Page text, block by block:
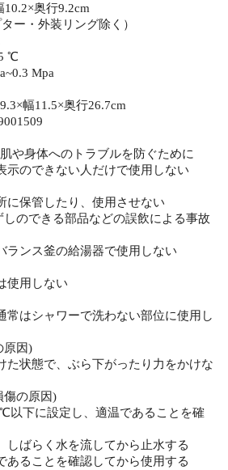
奥行9.2cm
ー・外装リング除く）
℃
Mpa
幅11.5×奥行26.7cm
や身体へのトラブルを防ぐために
示のできない人だけで使用しない
に保管したり、使用させない
のできる部品などの誤飲による事故
ランス釜の給湯器で使用しない
使用しない
常はシャワーで洗わない部位に使用し
原因)
た状態で、ぶら下がったり力をかけな
傷の原因)
以下に設定し、適温であることを確
しばらく水を流してから止水する
あることを確認してから使用する